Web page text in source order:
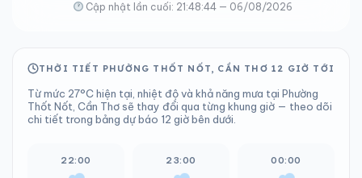
Cập nhật lần cuối: 21:48:44 — 06/08/2026
THỜI TIẾT PHƯỜNG THỐT NỐT, CẦN THƠ 12 GIỜ TỚI
Từ mức 27°C hiện tại, nhiệt độ và khả năng mưa tại Phường
Thốt Nốt, Cần Thơ sẽ thay đổi qua từng khung giờ — theo dõi
chi tiết trong bảng dự báo 12 giờ bên dưới.
22:00 23:00 00:00